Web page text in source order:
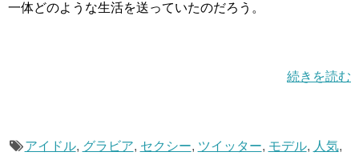
一体どのような生活を送っていたのだろう。
続きを読む
アイドル, グラビア, セクシー, ツイッター, モデル, 人気,